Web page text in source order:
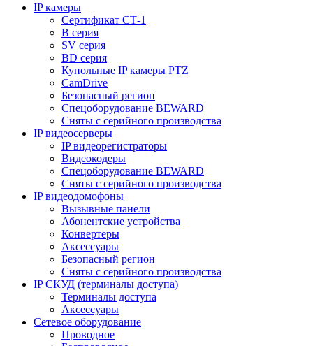
IP камеры
Сертификат СТ-1
B серия
SV серия
BD серия
Купольные IP камеры PTZ
CamDrive
Безопасный регион
Спецоборудование BEWARD
Сняты с серийного производства
IP видеосерверы
IP видеорегистраторы
Видеокодеры
Спецоборудование BEWARD
Сняты с серийного производства
IP видеодомофоны
Вызывные панели
Абонентские устройства
Конвертеры
Аксессуары
Безопасный регион
Сняты с серийного производства
IP СКУД (терминалы доступа)
Терминалы доступа
Аксессуары
Сетевое оборудование
Проводное